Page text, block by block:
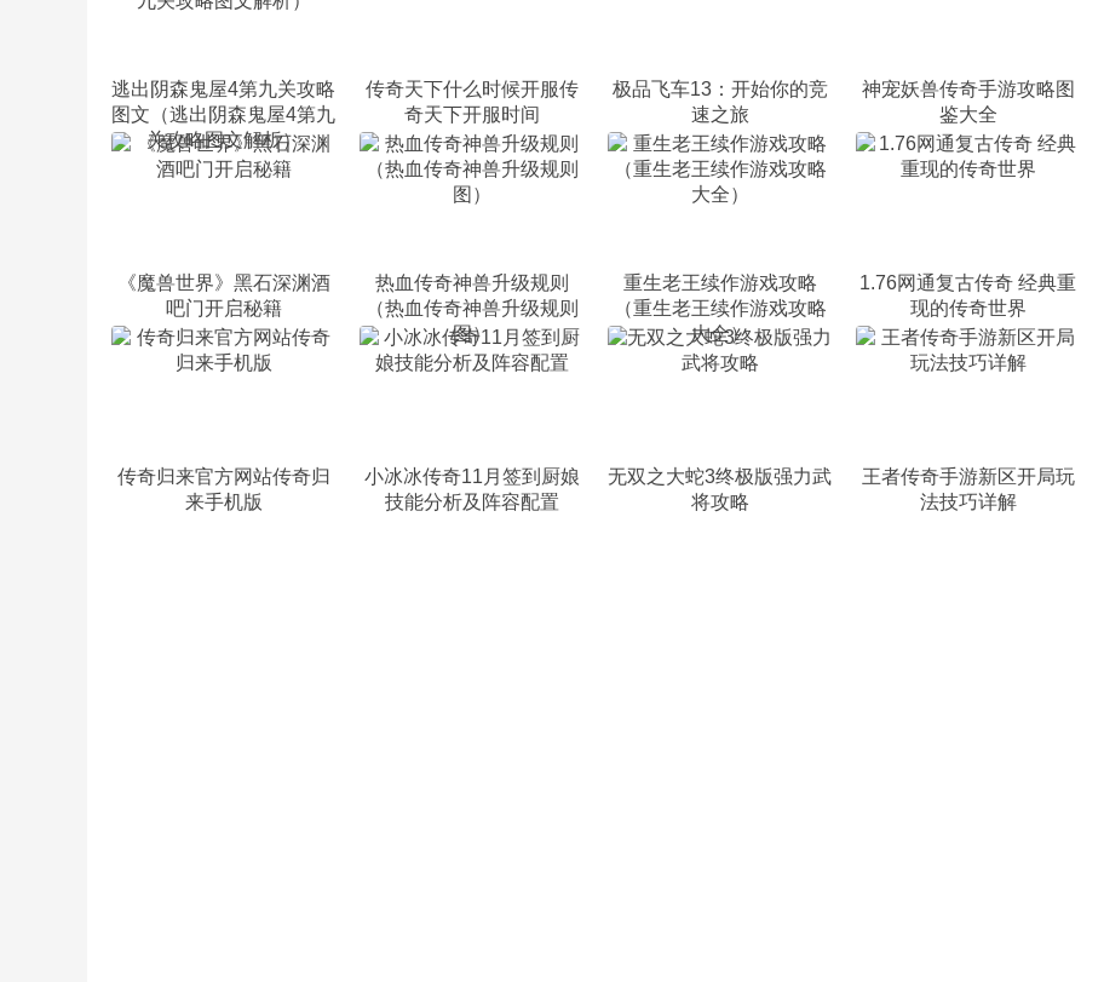
逃出阴森鬼屋4第九关攻略
图文（逃出阴森鬼屋4第九
关攻略图文解析）
传奇天下什么时候开服传
奇天下开服时间
极品飞车13：开始你的竞
速之旅
神宠妖兽传奇手游攻略图
鉴大全
《魔兽世界》黑石深渊酒
吧门开启秘籍
热血传奇神兽升级规则
（热血传奇神兽升级规则
图）
重生老王续作游戏攻略
（重生老王续作游戏攻略
大全）
1.76网通复古传奇 经典重
现的传奇世界
传奇归来官方网站传奇归
来手机版
小冰冰传奇11月签到厨娘
技能分析及阵容配置
无双之大蛇3终极版强力武
将攻略
王者传奇手游新区开局玩
法技巧详解